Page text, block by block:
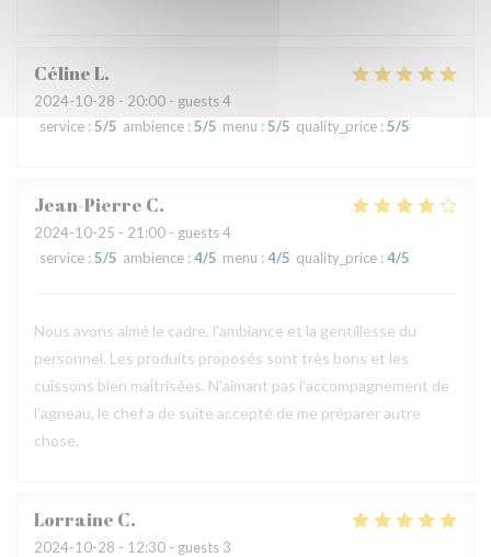
CélineL
2024-10-28 - 20:00 - guests 4
service : 5/5 ambience : 5/5 menu : 5/5 quality_price : 5/5
Jean-Pierre C
2024-10-25 - 21:00 - guests 4
service : 5/5 ambience : 4/5 menu : 4/5 quality_price : 4/5
Nous avons aimé le cadre, l'ambiance et la gentillesse du
personnel. Les produits proposés sont très bons et les
cuissons bien maîtrisées. N'aimant pas l'accompagnement de
l'agneau, le chef a de suite accepté de me préparer autre
chose.
Lorraine C
2024-10-28 - 12:30 - guests 3